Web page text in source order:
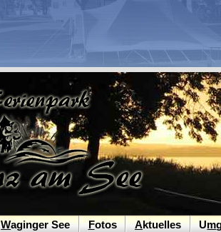
Waginger See Fotos Aktuelles Um